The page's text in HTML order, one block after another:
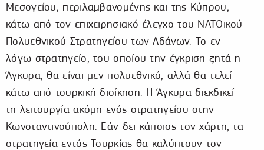
Μεσογείου, περιλαμβανομένης και της Κύπρου,
κάτω από τον επιχειρησιακό έλεγχο του ΝΑΤΟϊκού
Πολυεθνικού Στρατηγείου των Αδάνων. Το εν
λόγω στρατηγείο, του οποίου την έγκριση ζητά η
Άγκυρα, θα είναι μεν πολυεθνικό, αλλά θα τελεί
κάτω από τουρκική διοίκηση. Η Άγκυρα διεκδικεί
τη λειτουργία ακόμη ενός στρατηγείου στην
Κωνσταντινούπολη. Εάν δει κάποιος τον χάρτη, τα
στρατηγεία εντός Τουρκίας θα καλύπτουν τον